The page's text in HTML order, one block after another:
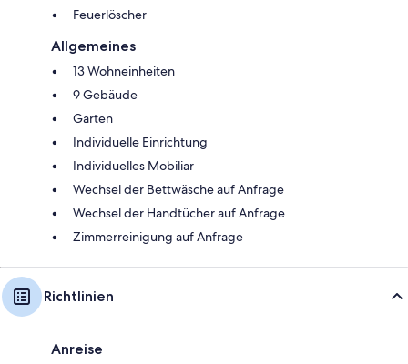
Feuerlöscher
Allgemeines
13 Wohneinheiten
9 Gebäude
Garten
Individuelle Einrichtung
Individuelles Mobiliar
Wechsel der Bettwäsche auf Anfrage
Wechsel der Handtücher auf Anfrage
Zimmerreinigung auf Anfrage
Richtlinien
Anreise